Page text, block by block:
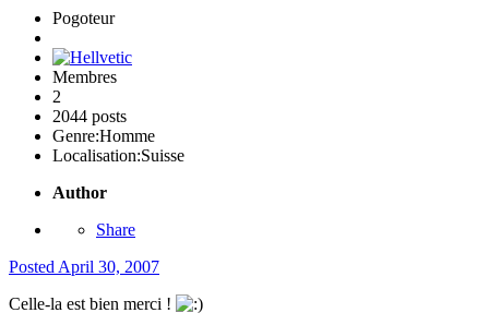
Pogoteur
Membres
2
2044 posts
Genre:Homme
Localisation:Suisse
Author
Share
Posted April 30, 2007
Celle-la est bien merci !